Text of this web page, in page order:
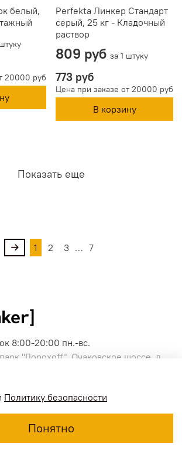
белый,
20000 руб
Perfekta Линкер Стандарт
серый, 25 кг - Кладочный
раствор
809 руб за 1 штуку
773 руб
Цена при заказе от 20000 руб
В корзину
Показать еще
1 2 3 … 7
8:00-20:00 пн.-вс.
"Дорохоff", Очаковское шоссе, д.
8910
5689
Политику безопасности
Понятно